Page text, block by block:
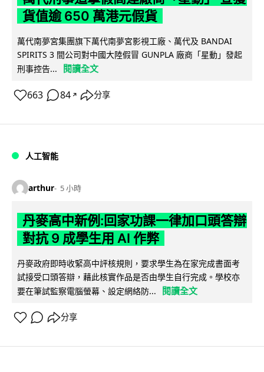
貨值逾 650 萬港元假貨
萬代南夢宮集團旗下萬代南夢宮影視工廠、萬代及 BANDAI
SPIRITS 3 間公司對中國大陸假冒 GUNPLA 廠商「星動」發起
刑事控告...
閱讀全文
663 84 ↗ 分享
人工智能
arthur 5 小時
丹麥高中新例:回家功課一律加口頭答辯
對抗 9 成學生用 AI 作弊
丹麥政府即時收緊高中評核規則，要求學生為在家完成書面考
試接受口頭答辯，藉此核實作品是否由學生自行完成。學校亦
要在筆試監察電腦螢幕、設定網絡防...
閱讀全文
分享